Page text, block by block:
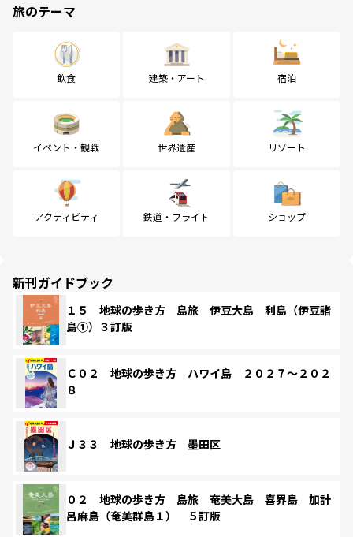
旅のテーマ
飲食 建築・アート 宿泊
イベント・観戦 世界遺産 リゾート
アクティビティ 鉄道・フライト ショップ
新刊ガイドブック
１５ 地球の歩き方 島旅 伊豆大島 利島（伊豆諸
島①）３訂版
Ｃ０２ 地球の歩き方 ハワイ島 ２０２７～２０２
８
Ｊ３３ 地球の歩き方 墨田区
０２ 地球の歩き方 島旅 奄美大島 喜界島 加計
呂麻島（奄美群島１） ５訂版